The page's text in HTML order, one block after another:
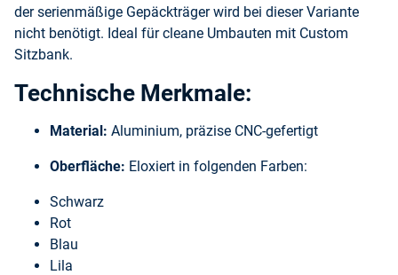
der serienmäßige Gepäckträger wird bei dieser Variante
nicht benötigt. Ideal für cleane Umbauten mit Custom
Sitzbank.
Technische Merkmale:
Material: Aluminium, präzise CNC-gefertigt
Oberfläche: Eloxiert in folgenden Farben:
Schwarz
Rot
Blau
Lila